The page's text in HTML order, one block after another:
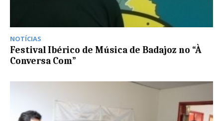
NOTÍCIAS
Festival Ibérico de Música de Badajoz no “À
Conversa Com”